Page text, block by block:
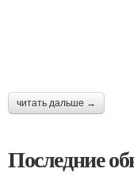
читать дальше →
Последние